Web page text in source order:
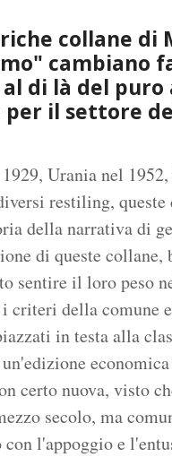
collane di
cambiano
di là del
per il settore
Urania nel
restiling,
della narrativa di
di queste collane,
sentire il loro peso
criteri della comune
in testa alla
certo nuova, visto
secolo, ma
l'appoggio e